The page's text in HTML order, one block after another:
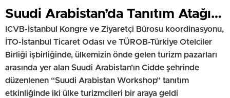
Suudi Arabistan’da Tanıtım Atağı…
ICVB-İstanbul Kongre ve Ziyaretçi Bürosu koordinasyonu,
İTO-İstanbul Ticaret Odası ve TÜROB-Türkiye Otelciler
Birliği işbirliğinde, ülkemizin önde gelen turizm pazarları
arasında yer alan Suudi Arabistan’ın Cidde şehrinde
düzenlenen “Suudi Arabistan Workshop” tanıtım
etkinliğinde iki ülke turizmcileri bir araya geldi